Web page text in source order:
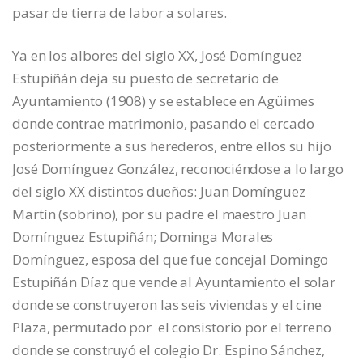
pasar de tierra de labor a solares.
Ya en los albores del siglo XX, José Domínguez
Estupiñán deja su puesto de secretario de
Ayuntamiento (1908) y se establece en Agüimes
donde contrae matrimonio, pasando el cercado
posteriormente a sus herederos, entre ellos su hijo
José Domínguez González, reconociéndose a lo largo
del siglo XX distintos dueños: Juan Domínguez
Martín (sobrino), por su padre el maestro Juan
Domínguez Estupiñán; Dominga Morales
Domínguez, esposa del que fue concejal Domingo
Estupiñán Díaz que vende al Ayuntamiento el solar
donde se construyeron las seis viviendas y el cine
Plaza, permutado por el consistorio por el terreno
donde se construyó el colegio Dr. Espino Sánchez,